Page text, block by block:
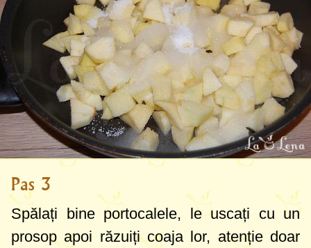
Pas 3
Spălați bine portocalele, le uscați cu un
prosop apoi răzuiți coaja lor, atenție doar